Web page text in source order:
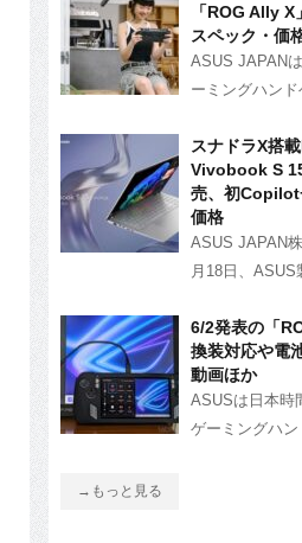
「ROG Ally X
スペック・価
ASUS JAPAN
ーミングハンド
スナドラX搭
Vivobook S
売、初
価格
ASUS JAPAN
月18日、ASUS
6/2発表の「
換装対応や電
動画ほか
ASUSは日本時
ゲーミングハ
→もっと見る